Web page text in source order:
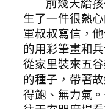
生了一件很熱
軍叔叔寫信，
的用彩筆畫和
從家里裝來五
的種子，帶著
得飽、無力氣